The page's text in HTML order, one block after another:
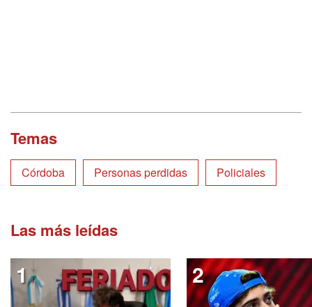
Temas
Córdoba Personas perdidas Policiales
Las más leídas